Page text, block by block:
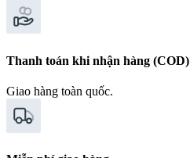
Thanh toán khi nhận hàng (COD)
Giao hàng toàn quốc.